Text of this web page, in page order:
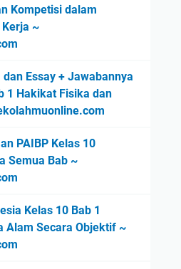
Kompetisi dalam
~
Essay + Jawabannya
1 Hakikat Fisika dan
PAIBP Kelas 10
Semua Bab ~
Kelas 10 Bab 1
Alam Secara Objektif ~